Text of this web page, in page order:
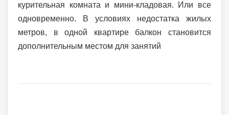
курительная комната и мини-кладовая. Или все
одновременно. В условиях недостатка жилых
метров, в одной квартире балкон становится
дополнительным местом для занятий